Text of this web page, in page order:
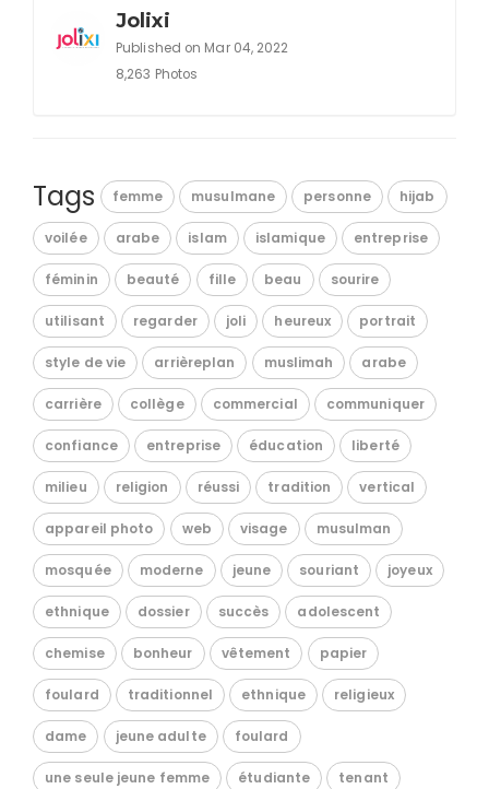
Jolixi
Published on Mar 04, 2022
8,263 Photos
Tags femme musulmane personne hijab
voilée arabe islam islamique entreprise
féminin beauté fille beau sourire
utilisant regarder joli heureux portrait
style de vie arrièreplan muslimah arabe
carrière collège commercial communiquer
confiance entreprise éducation liberté
milieu religion réussi tradition vertical
appareil photo web visage musulman
mosquée moderne jeune souriant joyeux
ethnique dossier succès adolescent
chemise bonheur vêtement papier
foulard traditionnel ethnique religieux
dame jeune adulte foulard
une seule jeune femme étudiante tenant